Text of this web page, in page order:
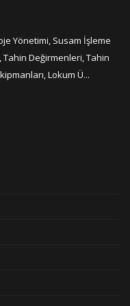
Yönetimi, Susam İşleme
Değirmenleri, Tahin
Lokum Ü...